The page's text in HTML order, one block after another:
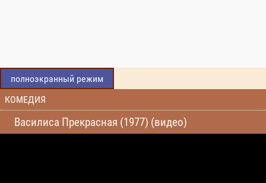
полноэкранный режим
КОМЕДИЯ
Василиса Прекрасная (1977) (видео)